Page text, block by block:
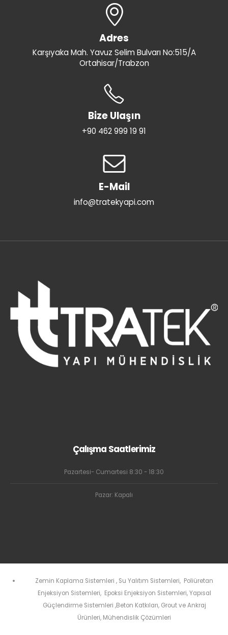
Adres
Karşıyaka Mah. Yavuz Selim Bulvarı No:515/A
Ortahisar/Trabzon
Bize Ulaşın
+90 462 999 19 91
E-Mail
info@tratekyapi.com
Çalışma Saatlerimiz
Pazartesi- Cumartesi 8:30 - 18:30
Pazar: Kapalı
Zemin Kaplama Sistemleri , Su Yalıtım Sistemleri, Poliüretan
Enjeksiyon Sistemleri, Epoksi Enjeksiyon Sistemleri,Yapısal
Güçlendirme Sistemleri ,Beton Katkıları, Grout ve Ankraj
Ürünleri, Mühendislik Çözümleri